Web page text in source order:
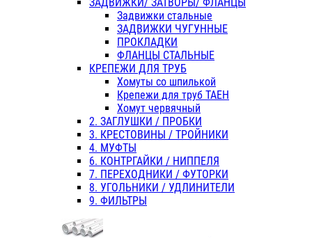
Задвижки стальные
ЗАДВИЖКИ ЧУГУННЫЕ
ПРОКЛАДКИ
ФЛАНЦЫ СТАЛЬНЫЕ
КРЕПЕЖИ ДЛЯ ТРУБ
Хомуты со шпилькой
Крепежи для труб ТАЕН
Хомут червячный
2. ЗАГЛУШКИ / ПРОБКИ
3. КРЕСТОВИНЫ / ТРОЙНИКИ
4. МУФТЫ
6. КОНТРГАЙКИ / НИППЕЛЯ
7. ПЕРЕХОДНИКИ / ФУТОРКИ
8. УГОЛЬНИКИ / УДЛИНИТЕЛИ
9. ФИЛЬТРЫ